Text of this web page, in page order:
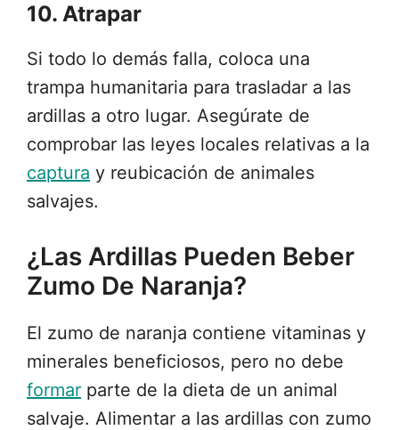
10. Atrapar
Si todo lo demás falla, coloca una
trampa humanitaria para trasladar a las
ardillas a otro lugar. Asegúrate de
comprobar las leyes locales relativas a la
captura y reubicación de animales
salvajes.
¿Las Ardillas Pueden Beber
Zumo De Naranja?
El zumo de naranja contiene vitaminas y
minerales beneficiosos, pero no debe
formar parte de la dieta de un animal
salvaje. Alimentar a las ardillas con zumo